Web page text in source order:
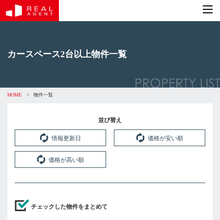
カースペース2台以上物件一覧
HOME > 物件一覧
並び替え
情報更新日 価格が安い順
価格が高い順
チェックした物件をまとめて